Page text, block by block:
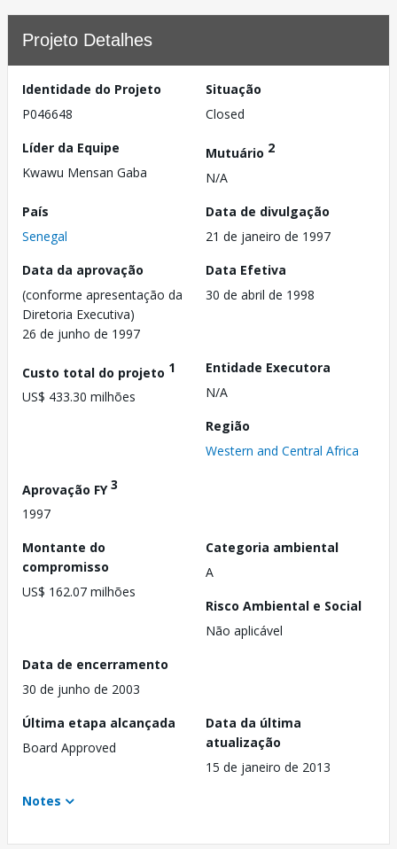
Projeto Detalhes
Identidade do Projeto
P046648
Situação
Closed
Líder da Equipe
Kwawu Mensan Gaba
Mutuário 2
N/A
País
Senegal
Data de divulgação
21 de janeiro de 1997
Data da aprovação
(conforme apresentação da
Diretoria Executiva)
26 de junho de 1997
Data Efetiva
30 de abril de 1998
Custo total do projeto 1
US$ 433.30 milhões
Entidade Executora
N/A
Região
Western and Central Africa
Aprovação FY3
1997
Montante do
compromisso
US$ 162.07 milhões
Categoria ambiental
A
Risco Ambiental e Social
Não aplicável
Data de encerramento
30 de junho de 2003
Última etapa alcançada
Board Approved
Data da última
atualização
15 de janeiro de 2013
Notes